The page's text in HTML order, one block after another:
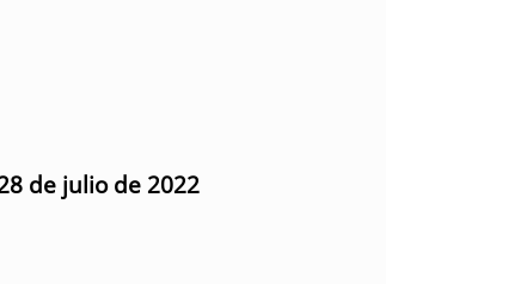
de julio de 2022